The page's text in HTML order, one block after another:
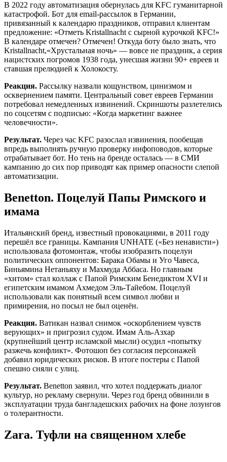
В 2022 году автоматизация обернулась для KFC гуманитарной
катастрофой. Бот для email-рассылок в Германии,
привязанный к календарю праздников, отправил клиентам
предложение: «Отметь Kristallnacht с сырной курочкой KFC!»
В календаре отмечен? Отмечен! Откуда боту было знать, что
Kristallnacht,«Хрустальная ночь» — вовсе не праздник, а серия
нацистских погромов 1938 года, унесшая жизни 90+ евреев и
ставшая прелюдией к Холокосту.
Реакция. Рассылку назвали кощунством, цинизмом и
осквернением памяти. Центральный совет евреев Германии
потребовал немедленных извинений. Скриншоты разлетелись
по соцсетям с подписью: «Когда маркетинг важнее
человечности».
Результат. Через час KFC разослал извинения, пообещав
впредь выполнять ручную проверку инфоповодов, которые
отрабатывает бот. Но тень на бренде осталась — в СМИ
кампанию до сих пор приводят как пример опасности слепой
автоматизации.
Benetton. Поцелуй Папы Римского и
имама
Итальянский бренд, известный провокациями, в 2011 году
перешёл все границы. Кампания UNHATE («Без ненависти»)
использовала фотомонтаж, чтобы изобразить поцелуи
политических оппонентов: Барака Обамы и Уго Чавеса,
Биньямина Нетаньяху и Махмуда Аббаса. Но главным
«хитом» стал коллаж с Папой Римским Бенедиктом XVI и
египетским имамом Ахмедом Эль-Тайебом. Поцелуй
использовали как понятный всем символ любви и
примирения, но посыл не был оценён.
Реакция. Ватикан назвал снимок «оскорблением чувств
верующих» и пригрозил судом. Имам Аль-Азхар
(крупнейший центр исламской мысли) осудил «попытку
разжечь конфликт». Фотошоп без согласия персонажей
добавил юридических рисков. В итоге постеры с Папой
спешно сняли с улиц.
Результат. Benetton заявил, что хотел поддержать диалог
культур, но рекламу свернули. Через год бренд обвинили в
эксплуатации труда бангладешских рабочих на фоне лозунгов
о толерантности.
Zara. Туфли на священном хлебе